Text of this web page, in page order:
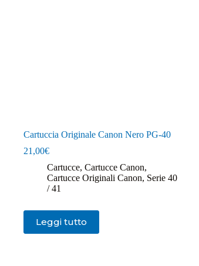
Cartuccia Originale Canon Nero PG-40
21,00€
Cartucce, Cartucce Canon,
Cartucce Originali Canon, Serie 40
/ 41
Leggi tutto